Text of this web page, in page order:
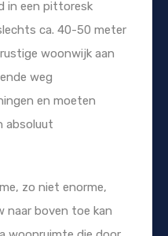
in een pittoresk
ca. 40-50 meter
woonwijk aan
weg
en moeten
absoluut
zo niet enorme,
naar boven toe kan